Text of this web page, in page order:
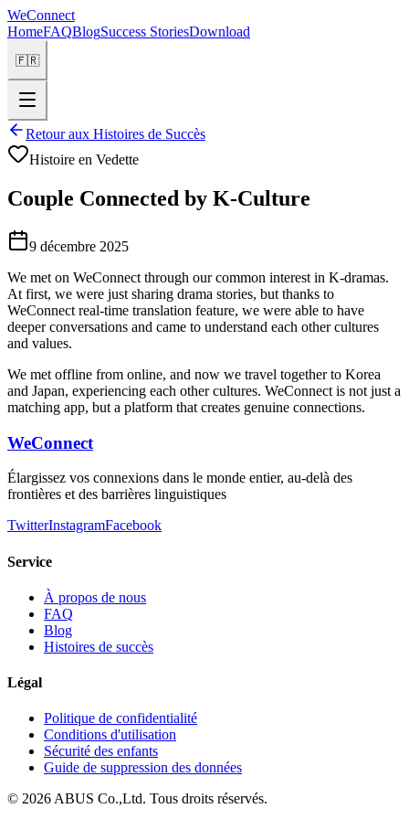
WeConnect
HomeFAQBlogSuccess StoriesDownload
🇫🇷
Retour aux Histoires de Succès
Histoire en Vedette
Couple Connected by K-Culture
9 décembre 2025
We met on WeConnect through our common interest in K-dramas.
At first, we were just sharing drama stories, but thanks to
WeConnect real-time translation feature, we were able to have
deeper conversations and came to understand each other cultures
and values.
We met offline from online, and now we travel together to Korea
and Japan, experiencing each other cultures. WeConnect is not just a
matching app, but a platform that creates genuine connections.
WeConnect
Élargissez vos connexions dans le monde entier, au-delà des
frontières et des barrières linguistiques
TwitterInstagramFacebook
Service
À propos de nous
FAQ
Blog
Histoires de succès
Légal
Politique de confidentialité
Conditions d'utilisation
Sécurité des enfants
Guide de suppression des données
© 2026 ABUS Co.,Ltd. Tous droits réservés.